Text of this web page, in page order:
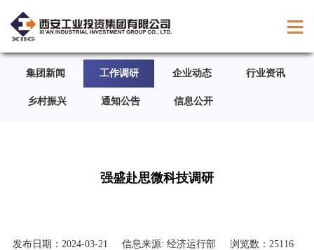
集团新闻 工作调研 企业动态 行业资讯
乡村振兴 通知公告 信息公开
强盛赴思微科技调研
发布日期： 2024-03-21 信息来源: 经济运行部 浏览数： 25116